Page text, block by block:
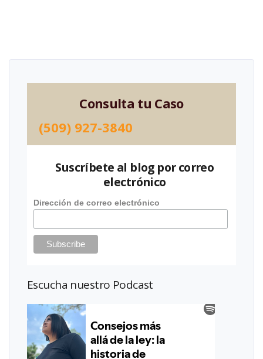
Consulta tu Caso
(509) 927-3840
Suscríbete al blog por correo
electrónico
Dirección de correo electrónico
Escucha nuestro Podcast